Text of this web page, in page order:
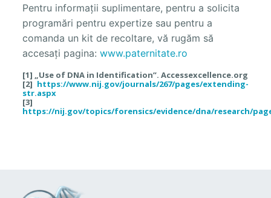
Pentru informații suplimentare, pentru a solicita
programări pentru expertize sau pentru a
comanda un kit de recoltare, vă rugăm să
accesați pagina: www.paternitate.ro
[1] „Use of DNA in Identification”. Accessexcellence.org
[2] https://www.nij.gov/journals/267/pages/extending-
str.aspx
[3]
https://nij.gov/topics/forensics/evidence/dna/research/